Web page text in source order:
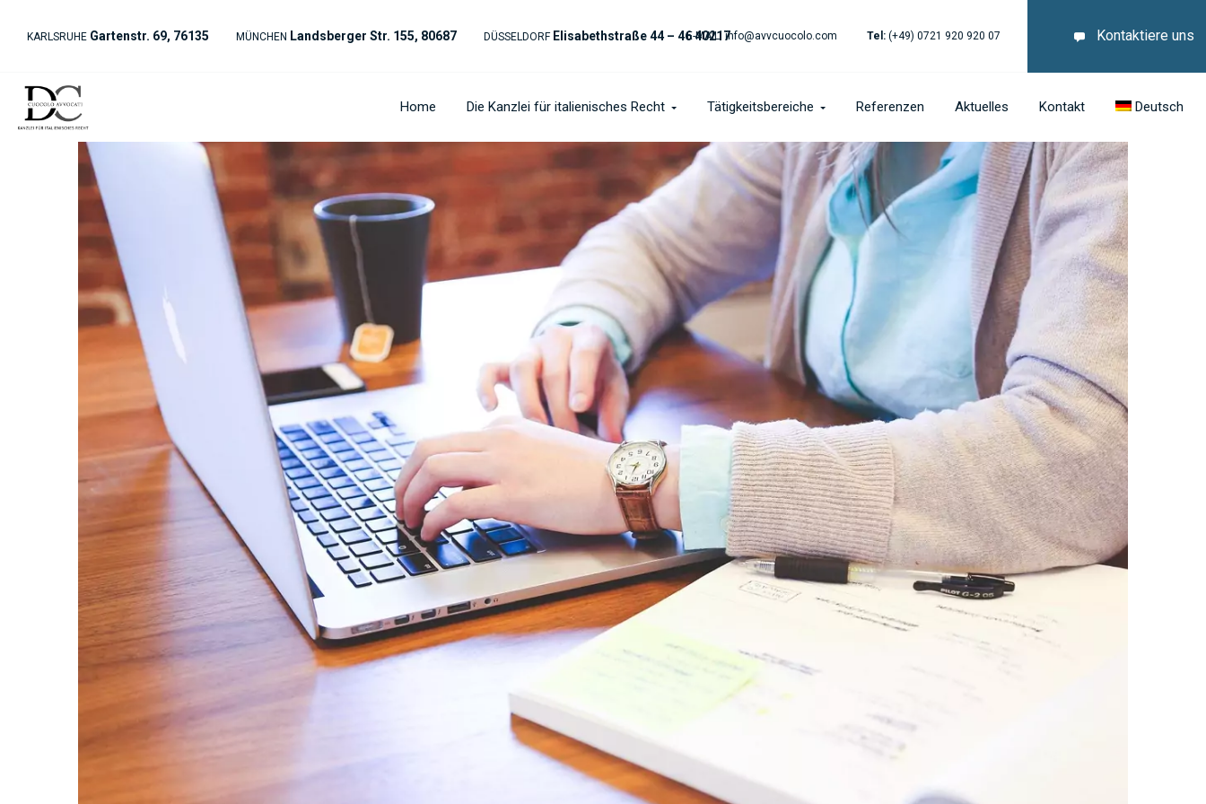
KARLSRUHE Gartenstr. 69, 76135 MÜNCHEN Landsberger Str. 155, 80687 DÜSSELDORF Elisabethstraße 44 – 46 40217
E-MAIL:info@avvcuocolo.com Tel: (+49) 0721 920 920 07 Kontaktiere uns
Home Die Kanzlei für italienisches Recht Tätigkeitsbereiche Referenzen Aktuelles Kontakt Deutsch